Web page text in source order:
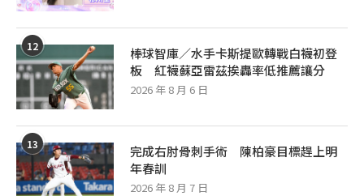
12
棒球智庫／水手卡斯提歐轉戰白襪初登
板 紅襪蘇亞雷茲挨轟率低推薦讓分
2026 年 8 月 6 日
13
完成右肘骨刺手術 陳柏豪目標趕上明
年春訓
2026 年 8 月 7 日